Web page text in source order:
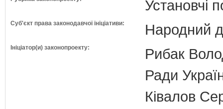
Установчі
Суб'єкт права законодавчої ініціативи: Народний
Ініціатор(и) законопроекту:
Рибак
Ради
Ківалов